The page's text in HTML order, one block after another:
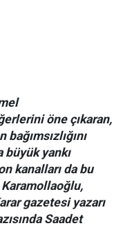
öne çıkaran,
yankı
kanalları da bu
gazetesi yazarı
Saadet